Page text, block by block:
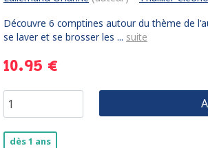
Découvre 6 comptines autour du thème de
se laver et se brosser les ... suite
10.95 €
dès 1 ans